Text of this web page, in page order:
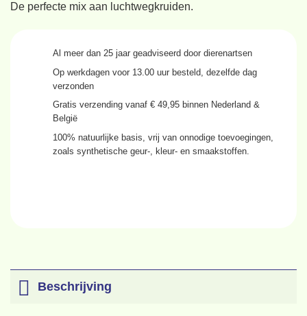
De perfecte mix aan luchtwegkruiden.
Al meer dan 25 jaargeadviseerd door dierenartsen
Op werkdagen voor 13.00 uurbesteld, dezelfde dag
verzonden
Gratis verzendingvanaf € 49,95 binnen Nederland &
België
100% natuurlijke basis, vrij van onnodige toevoegingen,
zoals synthetische geur-, kleur- en smaakstoffen.
Beschrijving